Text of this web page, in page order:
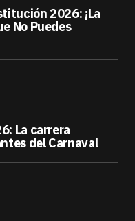
2026: ¡La
No Puedes
La carrera
del Carnaval